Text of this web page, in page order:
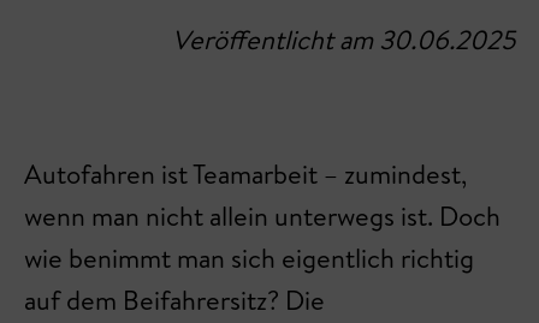
Veröffentlicht am 30.06.2025
Autofahren ist Teamarbeit – zumindest,
wenn man nicht allein unterwegs ist. Doch
wie benimmt man sich eigentlich richtig
auf dem Beifahrersitz? Die